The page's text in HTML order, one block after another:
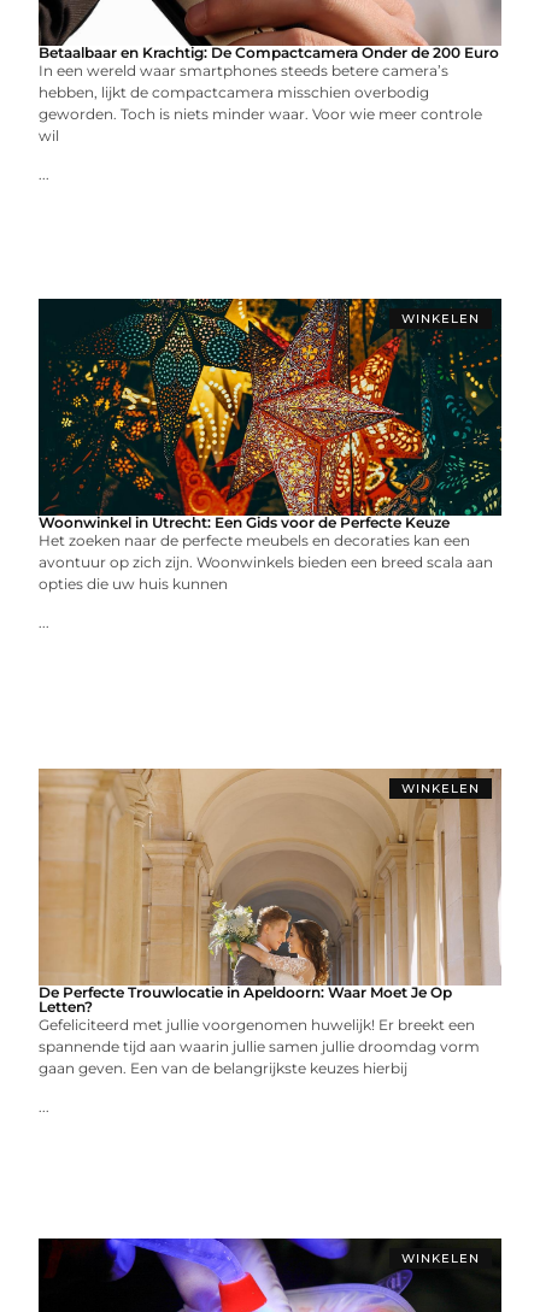
Betaalbaar en Krachtig: De Compactcamera Onder de 200 Euro
In een wereld waar smartphones steeds betere camera’s
hebben, lijkt de compactcamera misschien overbodig
geworden. Toch is niets minder waar. Voor wie meer controle
wil
...
WINKELEN
Woonwinkel in Utrecht: Een Gids voor de Perfecte Keuze
Het zoeken naar de perfecte meubels en decoraties kan een
avontuur op zich zijn. Woonwinkels bieden een breed scala aan
opties die uw huis kunnen
...
WINKELEN
De Perfecte Trouwlocatie in Apeldoorn: Waar Moet Je Op
Letten?
Gefeliciteerd met jullie voorgenomen huwelijk! Er breekt een
spannende tijd aan waarin jullie samen jullie droomdag vorm
gaan geven. Een van de belangrijkste keuzes hierbij
...
WINKELEN